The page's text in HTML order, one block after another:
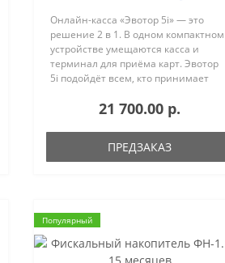
Онлайн-касса «Эвотор 5i» — это
решение 2 в 1. В одном компактном
устройстве умещаются касса и
терминал для приёма карт. Эвотор
5i подойдёт всем, кто принимает
службам, интернет-магазинам,
магазинам с курьерской доставкой..
21 700.00 р.
ПРЕДЗАКАЗ
Популярный